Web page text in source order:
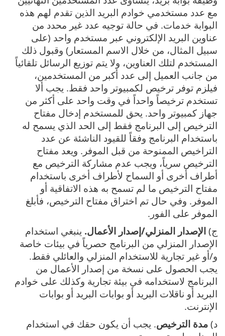
مع عدد مستخدمي خوادم البريد الذين تقدم لهم هذه
البوابة خدمات. في حالة توجيه عدد غير محدد من
عناوين البريد الإلكتروني عبر مستخدم واحد (على
سبيل المثال، من خلال الاسم المستعار) وقبول ذلك
المستخدم لتلك العناوين، ولا يتم توزيع الرسائل تلقائياً
من جانب العميل إلى عدد أكبر من المستخدمين،
فيلزم توفر ترخيص لكمبيوتر واحد فقط. يجب ألا
تستخدم ترخيصاً واحداً في وقت واحد على أكثر من
جهاز كمبيوتر واحد. يحق للمستخدم إدخال مفتاح
الترخيص إلى البرنامج فقط إلى الحد الذي يسمح له
باستخدام البرنامج وفقاً للقيود الناشئة عن عدد
التراخيص الممنوحة من قبل الموفر. ويعد مفتاح
الترخيص سرياً، ويجب عدم مشاركة الترخيص مع
أطراف أخرى أو السماح لأطراف أخرى باستخدام
مفتاح الترخيص ما لم تسمح به هذه الاتفاقية أو
الموفر. وفي حال تم اختراق مفتاح الترخيص، فأبلغ
الموفر على الفور.
ج) الإصدار المنزلي/إصدار الأعمال. ينبغي استخدام
الإصدار المنزلي من البرنامج حصرياً في بيئات خاصة
و/أو غير تجارية للاستخدام المنزلي والعائلي فقط.
يجب الحصول على نسخة من إصدار الأعمال من
البرنامج لاستخدامه في بيئة تجارية وكذلك على خوادم
البريد أو ناقلات البريد أو بوابات البريد أو بوابات
الإنترنت.
د) مدة الترخيص. يجب أن يكون حقك في استخدام